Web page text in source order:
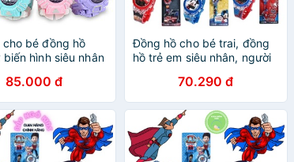
bé đồng hồ
hình siêu nhân
Bé từ 3-10 Tuổi
85.000 đ
Đồng hồ cho bé trai, đồng
hồ trẻ em siêu nhân, người
mickey ZalacKids cho bé từ
1 đến 10 tuổi
70.290 đ